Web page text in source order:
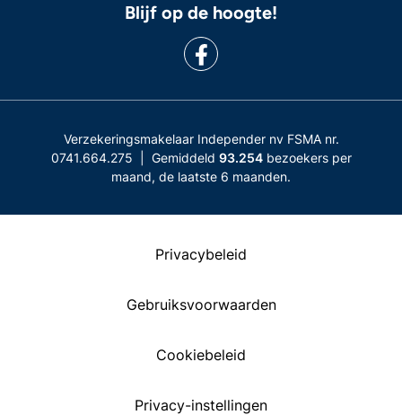
Blijf op de hoogte!
Verzekeringsmakelaar Independer nv FSMA nr.
0741.664.275 | Gemiddeld 93.254bezoekers per
maand, de laatste 6 maanden.
Privacybeleid
Gebruiksvoorwaarden
Cookiebeleid
Privacy-instellingen